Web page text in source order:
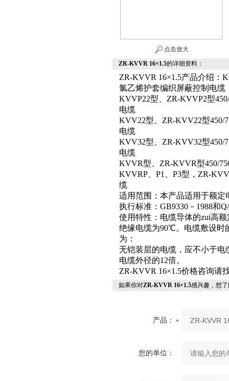
点击放大
ZR-KVVR 16×1.5的详细资料：
ZR-KVVR 16×1.5产品介绍：
氯乙烯护套编织屏蔽控制电缆
KVVP22型、ZR-KVVP2型
电缆
KVV22型、ZR-KVV22型450/
电缆
KVV32型、ZR-KVV32型450/
电缆
KVVR型、ZR-KVVR型450/
KVVRP、P1、P3型，ZR-
缆
适用范围：本产品适用于额定
执行标准：GB9330－1988和
使用特性：电缆导体的zui高
绝缘电缆为90℃。电缆敷设时
为：
无铠装层的电缆，应不小于
电缆外径的12倍。
ZR-KVVR 16×1.5价格咨询请
如果你对ZR-KVVR 16×1.5感兴趣，想
产品：
您的单位：